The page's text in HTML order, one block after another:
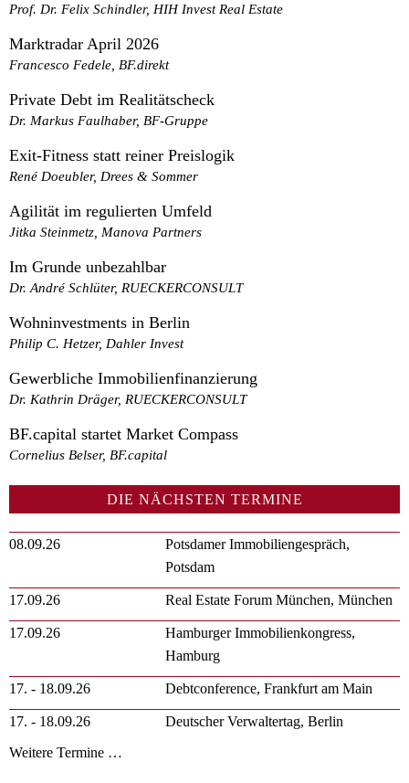
Prof. Dr. Felix Schindler, HIH Invest Real Estate
Marktradar April 2026
Francesco Fedele, BF.direkt
Private Debt im Realitätscheck
Dr. Markus Faulhaber, BF-Gruppe
Exit‑Fitness statt reiner Preislogik
René Doeubler, Drees & Sommer
Agilität im regulierten Umfeld
Jitka Steinmetz, Manova Partners
Im Grunde unbezahlbar
Dr. André Schlüter, RUECKERCONSULT
Wohninvestments in Berlin
Philip C. Hetzer, Dahler Invest
Gewerbliche Immobilienfinanzierung
Dr. Kathrin Dräger, RUECKERCONSULT
BF.capital startet Market Compass
Cornelius Belser, BF.capital
DIE NÄCHSTEN TERMINE
08.09.26
Potsdamer Immobiliengespräch,
Potsdam
17.09.26 Real Estate Forum München, München
17.09.26
Hamburger Immobilienkongress,
Hamburg
17. - 18.09.26 Debtconference, Frankfurt am Main
17. - 18.09.26
Deutscher Verwaltertag, Berlin
Weitere Termine …